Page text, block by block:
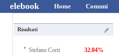
elebook Home Comuni
Risultati
· Stefano Corti 32.04%